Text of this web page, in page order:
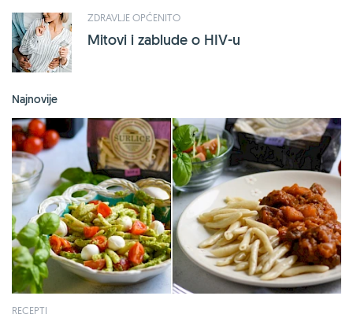
ZDRAVLJE OPĆENITO
Mitovi i zablude o HIV-u
Najnovije
RECEPTI